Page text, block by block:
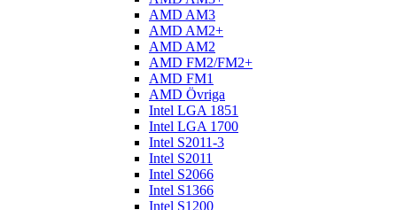
AMD AM3
AMD AM2+
AMD AM2
AMD FM2/FM2+
AMD FM1
AMD Övriga
Intel LGA 1851
Intel LGA 1700
Intel S2011-3
Intel S2011
Intel S2066
Intel S1366
Intel S1200